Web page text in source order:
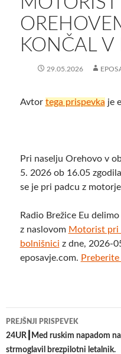
KONČAL V
29.05.2026
Avtor tega prispevka je
Pri naselju Orehovo v
5. 2026 ob 16.05
se je pri padcu z
Radio Brežice Eu
z naslovom Motorist pri
bolnišnici z dne, 2026-
eposavje.com.
Krmarjenje
po
PREJŠNJI PRISPEVEK
24UR┃Med ruskim napadom
strmoglavil brezpilotni letalnik.